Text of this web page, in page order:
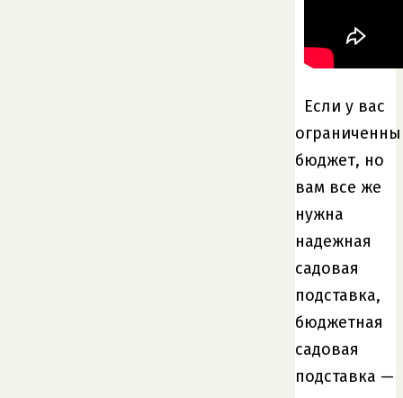
Если у вас
бюджет, но
вам все же
нужна
надежная
садовая
подставка,
бюджетная
садовая
подставка —